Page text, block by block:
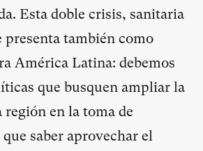
Esta doble crisis, sanitaria
presenta también como
América Latina: debemos
que busquen ampliar la
región en la toma de
saber aprovechar el